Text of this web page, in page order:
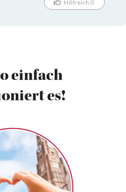
Hilfreich 0
einfach
es!